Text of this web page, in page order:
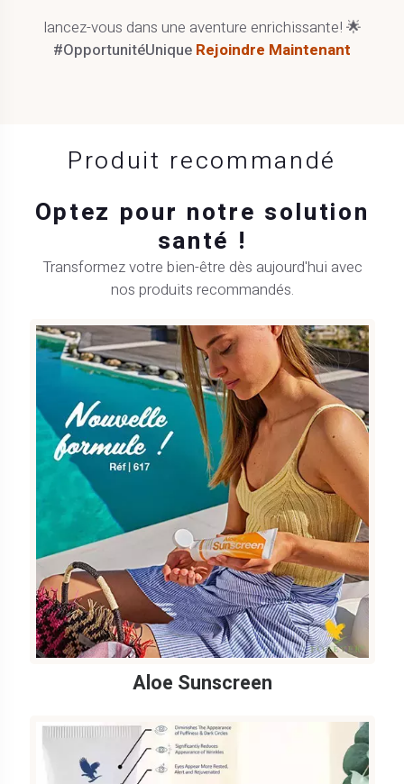
lancez-vous dans une aventure enrichissante! 🌟
#OpportunitéUnique Rejoindre Maintenant
Produit recommandé
Optez pour notre solution
santé !
Transformez votre bien-être dès aujourd'hui avec
nos produits recommandés.
Aloe Sunscreen